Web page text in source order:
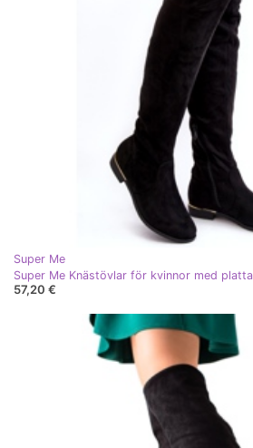
Super Me
Super Me Knästövlar för kvinnor med
57,20 €